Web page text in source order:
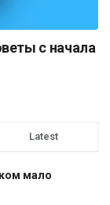
с начала
Latest
мало